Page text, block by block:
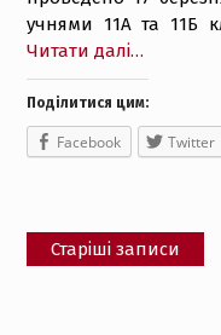
учнями 11А та 11Б
Читати далі…
Поділитися цим:
Facebook Twitter
Навігація
за
Старіші записи